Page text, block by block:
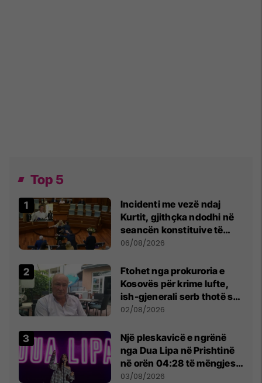
Top 5
Incidenti me vezë ndaj
Kurtit, gjithçka ndodhi në
seancën konstituive të
Kuvendit
06/08/2026
Ftohet nga prokuroria e
Kosovës për krime lufte,
ish-gjenerali serb thotë se
dikush e tradhtoi në
02/08/2026
Një pleskavicë e ngrënë
nga Dua Lipa në Prishtinë
në orën 04:28 të mëngjesit
- dhe bota digjitale serbe
03/08/2026